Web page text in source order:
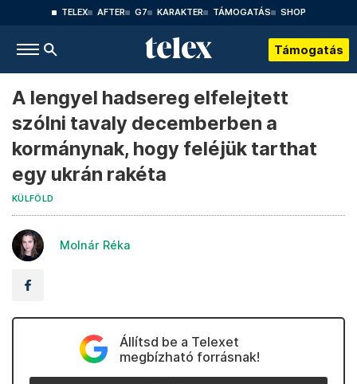
TELEX AFTER G7 KARAKTER TÁMOGATÁS SHOP
Támogatás
A lengyel hadsereg elfelejtett
szólni tavaly decemberben a
kormánynak, hogy feléjük tarthat
egy ukrán rakéta
KÜLFÖLD
Molnár Réka
Állítsd be a Telexet
megbízható forrásnak!